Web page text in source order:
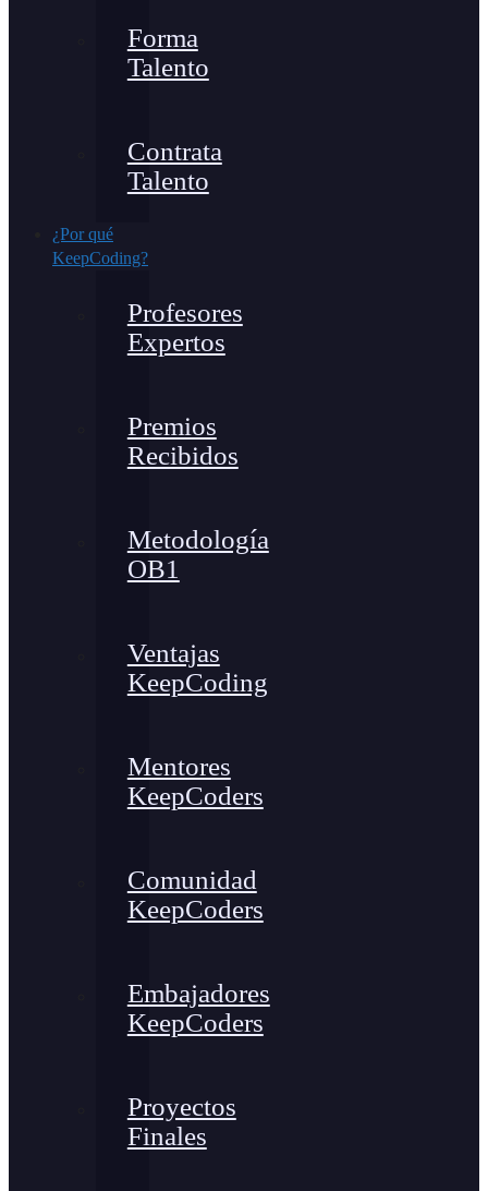
Forma
Talento
Contrata
Talento
¿Por qué
KeepCoding?
Profesores
Expertos
Premios
Recibidos
Metodología
OB1
Ventajas
KeepCoding
Mentores
KeepCoders
Comunidad
KeepCoders
Embajadores
KeepCoders
Proyectos
Finales